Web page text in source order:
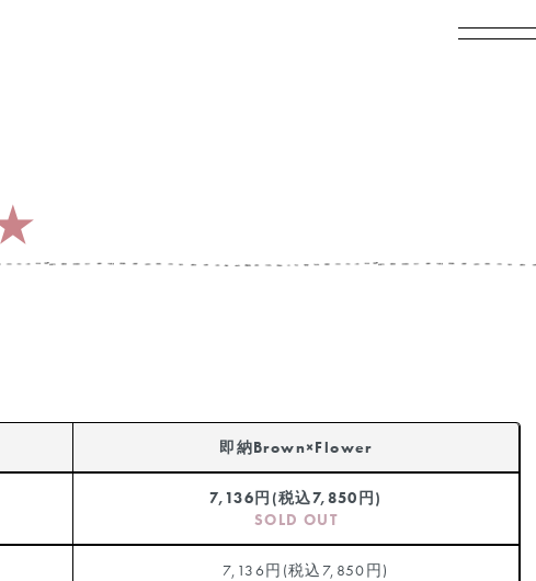
即納Brown×Flower
7,136円(税込7,850円)
SOLD OUT
7,136円(税込7,850円)